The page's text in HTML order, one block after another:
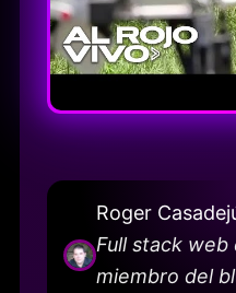
Roger
Full stack web
miembro del